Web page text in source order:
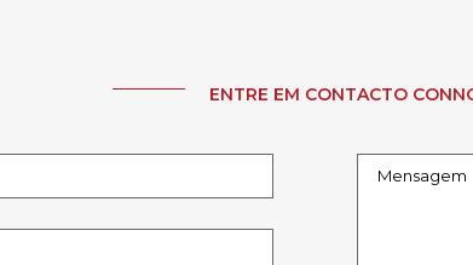
ENTRE EM CONTACTO